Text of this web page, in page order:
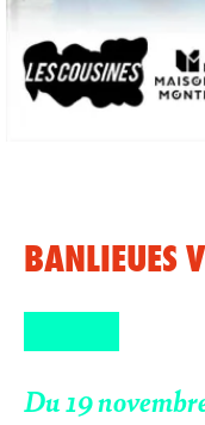
BANLIEUES
Du 19